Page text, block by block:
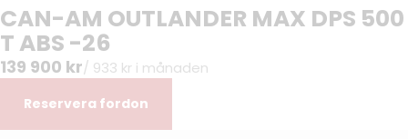
CAN-AM OUTLANDER MAX DPS 500
T ABS -26
139 900 kr/ 933 kr i månaden
Reservera fordon